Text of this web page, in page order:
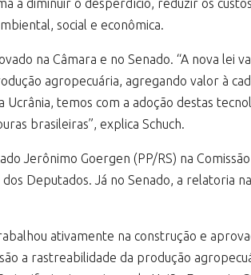
a diminuir o desperdício, reduzir os
social e econômica.
na Câmara e no Senado. “A nova lei
agropecuária, agregando valor à
temos com a adoção destas
brasileiras”, explica Schuch.
Jerônimo Goergen (PP/RS) na
Deputados. Já no Senado, a relatoria
ativamente na construção e
a rastreabilidade da produção